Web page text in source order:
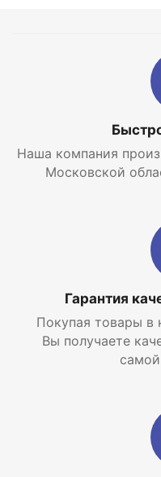
Вы всегда
настенный котел
по самой низкой
Наша компания
Московской
Гарантия
Покупая товары в
Вы получаете